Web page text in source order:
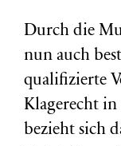
Durch die
nun auch
qualifizierte
Klagerecht
bezieht sich